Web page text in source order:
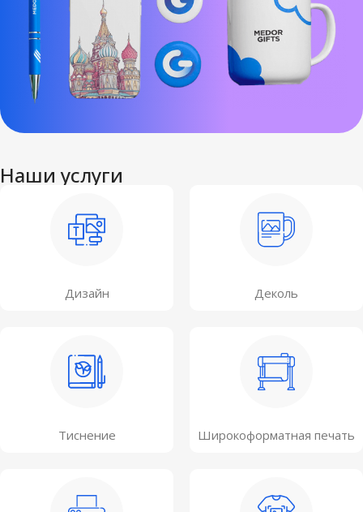
Наши услуги
Дизайн Деколь
Тиснение Широкоформатная печать